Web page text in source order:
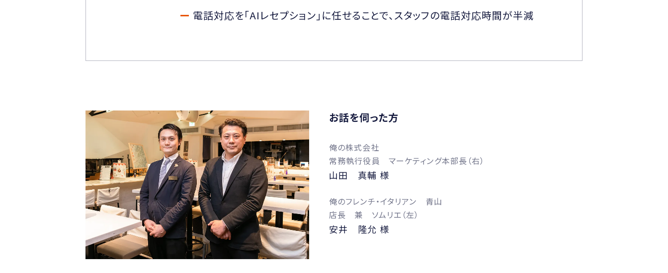
電話対応を「AIレセプション」に任せることで、スタッフの電話対応時間が半減
お話を伺った方
俺の株式会社
常務執行役員 マーケティング本部長（右）
山田 真輔 様
俺のフレンチ・イタリアン 青山
店長 兼 ソムリエ（左）
安井 隆允 様